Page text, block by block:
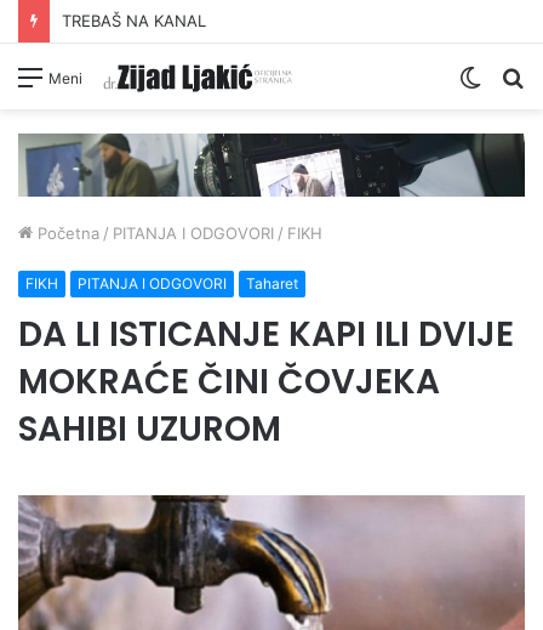
TREBAŠ NA KANAL
Meni
Switch
Početna / PITANJA I ODGOVORI / FIKH
FIKH PITANJA I ODGOVORI Taharet
DA LI ISTICANJE KAPI ILI DVIJE
MOKRAĆE ČINI ČOVJEKA
SAHIBI UZUROM